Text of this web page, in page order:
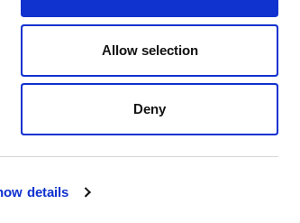
details
Allow selection
Deny
All rights reserved